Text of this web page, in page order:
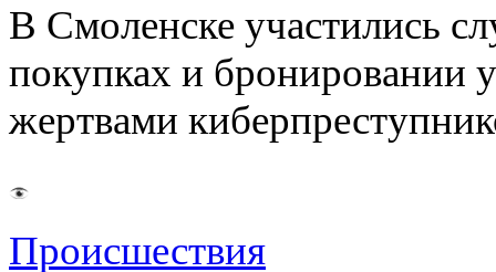
В Смоленске участились
покупках и бронировании
жертвами
Происшествия